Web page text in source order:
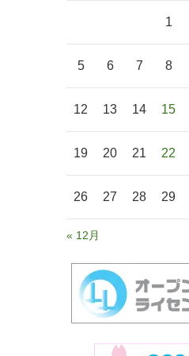
1
5 6 7 8
12 13 14 15
19 20 21 22
26 27 28 29
« 12月